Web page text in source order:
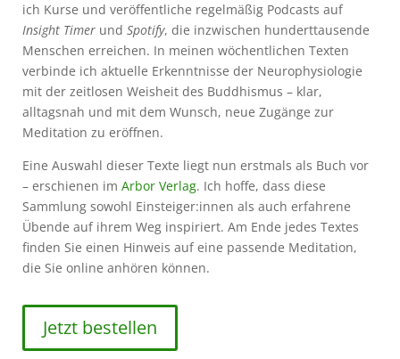
ich Kurse und veröffentliche regelmäßig Podcasts auf
Insight Timer und Spotify, die inzwischen hunderttausende
Menschen erreichen. In meinen wöchentlichen Texten
verbinde ich aktuelle Erkenntnisse der Neurophysiologie
mit der zeitlosen Weisheit des Buddhismus – klar,
alltagsnah und mit dem Wunsch, neue Zugänge zur
Meditation zu eröffnen.
Eine Auswahl dieser Texte liegt nun erstmals als Buch vor
– erschienen im Arbor Verlag. Ich hoffe, dass diese
Sammlung sowohl Einsteiger:innen als auch erfahrene
Übende auf ihrem Weg inspiriert. Am Ende jedes Textes
finden Sie einen Hinweis auf eine passende Meditation,
die Sie online anhören können.
Jetzt bestellen